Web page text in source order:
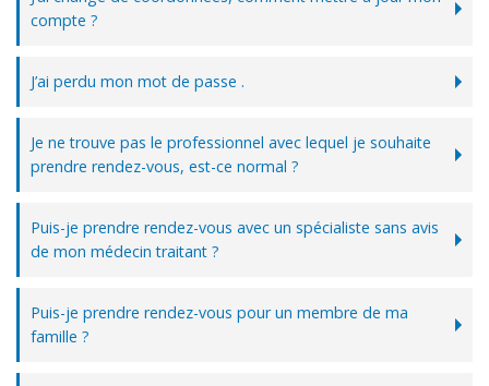
compte ?
J’ai perdu mon mot de passe .
Je ne trouve pas le professionnel avec lequel je souhaite
prendre rendez-vous, est-ce normal ?
Puis-je prendre rendez-vous avec un spécialiste sans avis
de mon médecin traitant ?
Puis-je prendre rendez-vous pour un membre de ma
famille ?